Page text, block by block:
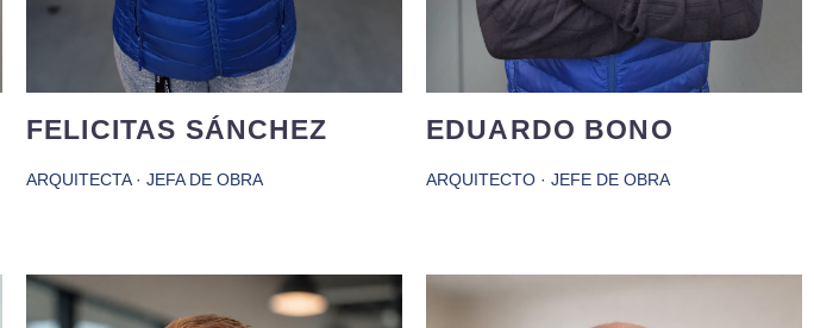
FELICITAS SÁNCHEZ
ARQUITECTA · JEFA DE OBRA
EDUARDO BONO
ARQUITECTO · JEFE DE OBRA